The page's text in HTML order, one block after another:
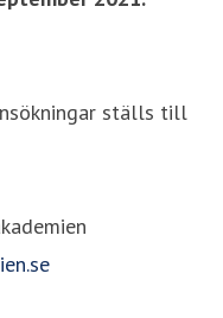
ställs till